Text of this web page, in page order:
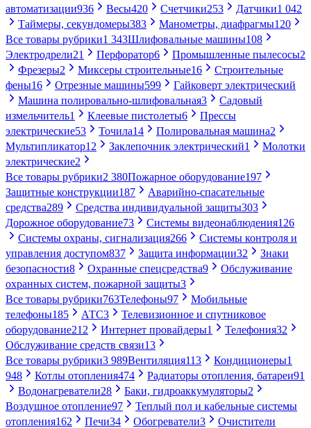
автоматизации936 Весы420 Счетчики253 Датчики1 042
Таймеры, секундомеры383 Манометры, диафрагмы120
Все товары рубрики1 343Шлифовальные машины108
Электродрели21 Перфоратор6 Промышленные пылесосы2
Фрезеры2 Миксеры строительные16
Строительные
фены16 Отрезные машины599
Гайковерт электрический
Машина полировально-шлифовальная3
Садовый
измельчитель1 Клеевые пистолеты6
Прессы
электрические53 Точила14 Полировальная машина2
Мультипликатор12 Заклепочник электрический1
Молотки
электрические2
Все товары рубрики2 380Пожарное оборудование197
Защитные конструкции187
Аварийно-спасательные
средства289 Средства индивидуальной защиты303
Дорожное оборудование73 Системы видеонаблюдения126
Системы охраны, сигнализация266
Системы контроля и
управления доступом837 Защита информации32
Знаки
безопасности8 Охранные спецсредства9
Обслуживание
охранных систем, пожарной защиты3
Все товары рубрики763Телефоны97
Мобильные
телефоны185 АТС3
Телевизионное и спутниковое
оборудование212 Интернет провайдеры1 Телефония32
Обслуживание средств связи13
Все товары рубрики3 989Вентиляция113 Кондиционеры1
948
Котлы отопления474 Радиаторы отопления, батареи91
Водонагреватели28 Баки, гидроаккумуляторы2
Воздушное отопление97
Теплый пол и кабельные системы
отопления162 Печи34 Обогреватели3
Очистители